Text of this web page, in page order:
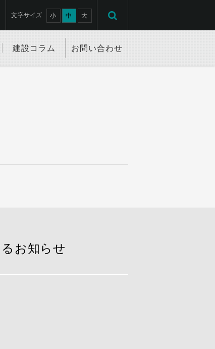
文字サイズ 小 中 大
建設コラム お問い合わせ
お知らせ